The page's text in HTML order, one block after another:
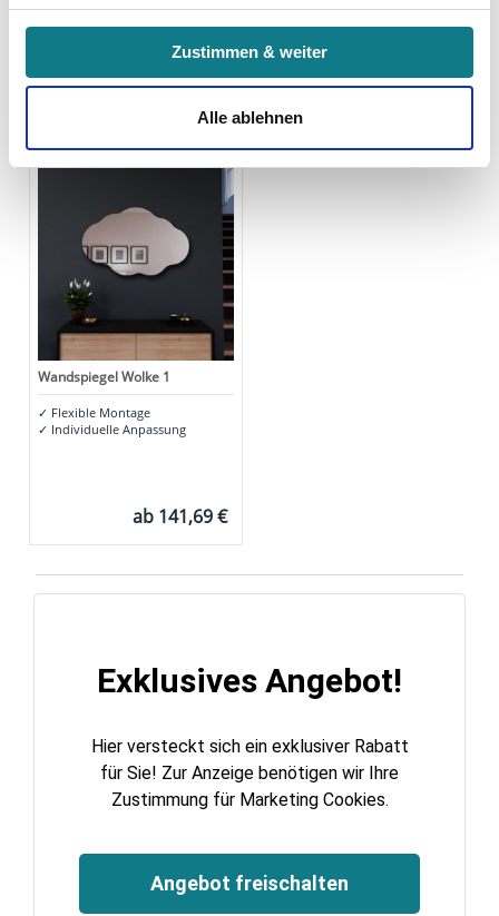
zu den genannten Zwecken ein.
Ihre Einwilligung können Sie jederzeit mit Wirkung für die
Zukunft widerrufen. Am einfachsten ist es, wenn Sie dazu
unter "Cookies" Ihre getroffene Auswahl anpassen. Durch
den Widerruf der Einwilligung wird die vorherige
Verarbeitung nicht berührt.
Impressum Datenschutz
Zustimmen & weiter
Alle ablehnen
Zuletzt angesehen
Wandspiegel Wolke 1
✓ Flexible Montage
✓ Individuelle Anpassung
ab 141,69 €
Exklusives Angebot!
Hier versteckt sich ein exklusiver Rabatt
für Sie! Zur Anzeige benötigen wir Ihre
Zustimmung für Marketing Cookies.
Angebot freischalten